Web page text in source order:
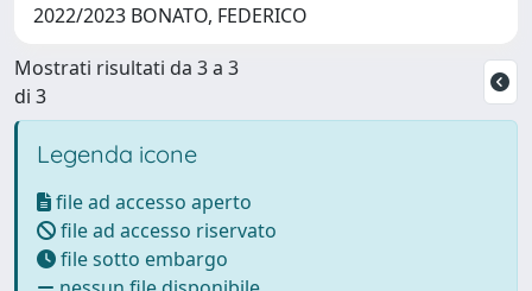
2022/2023 BONATO, FEDERICO
Mostrati risultati da 3 a 3
di 3
Legenda icone
file ad accesso aperto
file ad accesso riservato
file sotto embargo